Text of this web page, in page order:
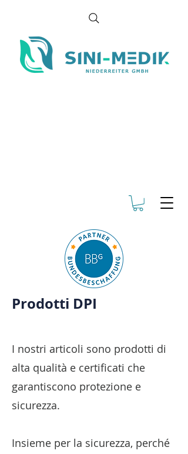
Prodotti DPI
I nostri articoli sono prodotti di
alta qualità e certificati che
garantiscono protezione e
sicurezza.
Insieme per la sicurezza, perché